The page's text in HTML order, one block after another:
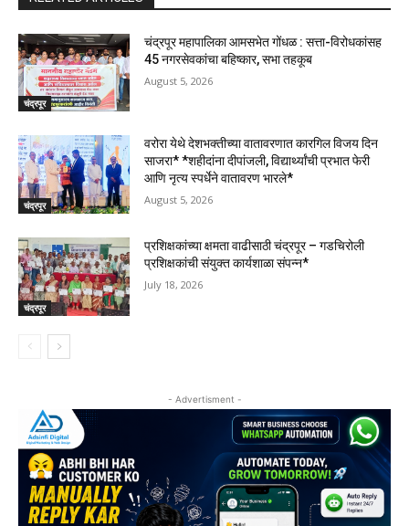
चंद्रपूर
चंद्रपूर महापालिका आमसभेत गोंधळ : सत्ता-विरोधकांसह
45 नगरसेवकांचा बहिष्कार, सभा तहकूब
August 5, 2026
चंद्रपूर
वरोरा येथे देशभक्तीच्या वातावरणात कारगिल विजय दिन
साजरा* *शहीदांना दीपांजली, विद्यार्थ्यांची प्रभात फेरी
आणि नृत्य स्पर्धेने वातावरण भारले*
August 5, 2026
चंद्रपूर
प्रशिक्षकांच्या क्षमता वाढीसाठी चंद्रपूर – गडचिरोली
प्रशिक्षकांची संयुक्त कार्यशाळा संपन्न*
July 18, 2026
- Advertisment -